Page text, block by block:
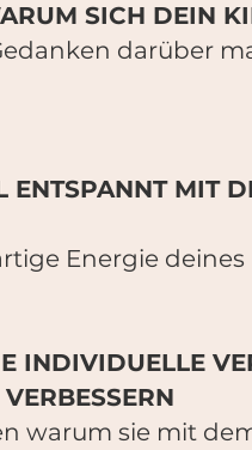
SICH DEIN
darüber
ENTSPANNT MIT
Energie
INDIVIDUELLE
warum sie mit